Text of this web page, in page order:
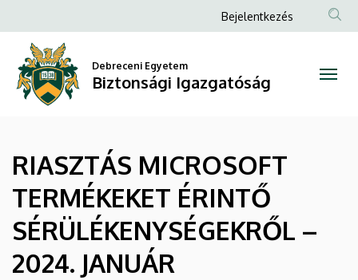
MICROSOFT
TERMÉKEKET
ÉRINTŐ
SÉRÜLÉKENYSÉGEKRŐL
–
2024.
JANUÁR
a
tartalomra
Anonim
menüje
Bejelentkezés
Debreceni Egyetem
Biztonsági Igazgatóság
RIASZTÁS MICROSOFT
TERMÉKEKET ÉRINTŐ
SÉRÜLÉKENYSÉGEKRŐL –
2024. JANUÁR